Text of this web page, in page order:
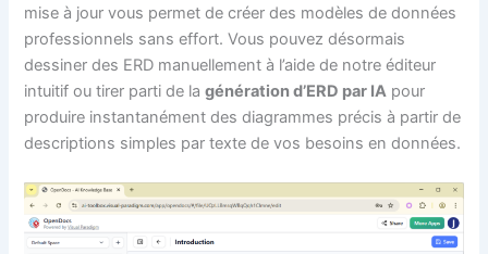
mise à jour vous permet de créer des modèles de données
professionnels sans effort. Vous pouvez désormais
dessiner des ERD manuellement à l’aide de notre éditeur
intuitif ou tirer parti de lagénération d’ERD par IA pour
produire instantanément des diagrammes précis à partir de
descriptions simples par texte de vos besoins en données.